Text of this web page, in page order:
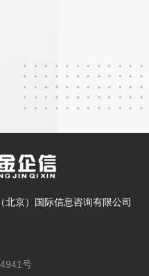
京）国际信息咨询有限公司
号